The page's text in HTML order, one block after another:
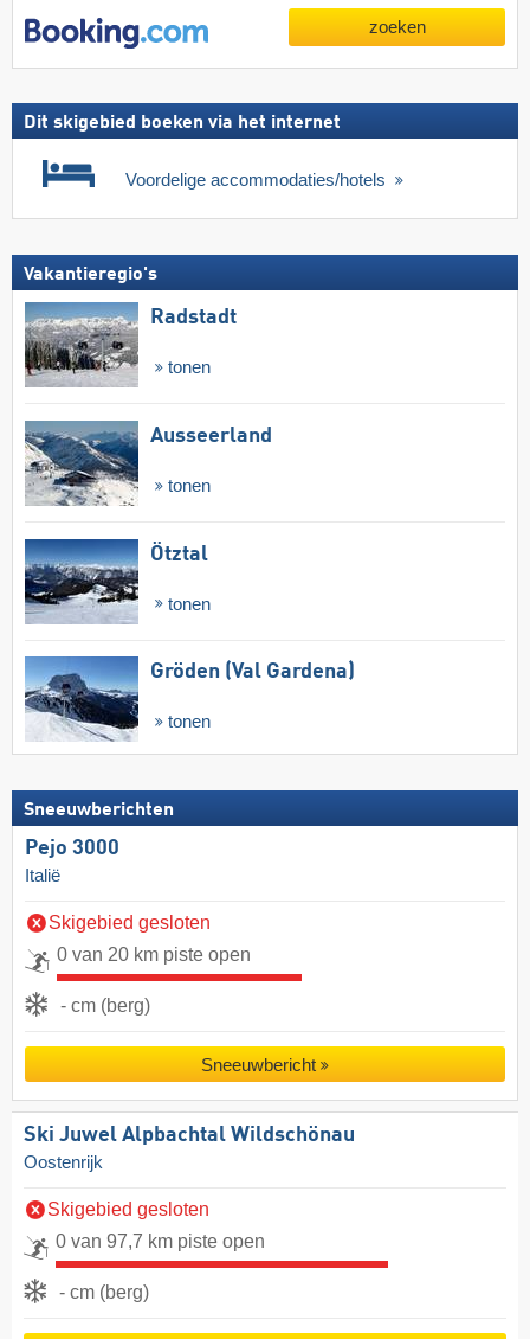
zoeken
Dit skigebied boeken via het internet
Voordelige accommodaties/hotels
Vakantieregio's
Radstadt
tonen
Ausseerland
tonen
Ötztal
tonen
Gröden (Val Gardena)
tonen
Sneeuwberichten
Pejo 3000
Italië
Skigebied gesloten
0 van 20 km piste open
- cm (berg)
Sneeuwbericht
Ski Juwel Alpbachtal Wildschönau
Oostenrijk
Skigebied gesloten
0 van 97,7 km piste open
- cm (berg)